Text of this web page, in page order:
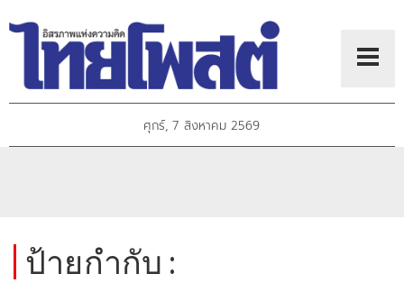
ศุกร์, 7 สิงหาคม 2569
ป้ายกำกับ :